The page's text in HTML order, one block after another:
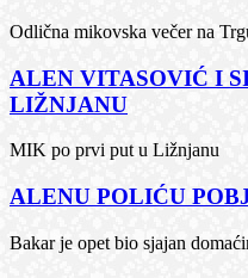
Odlična mikovska večer na
ALEN VITASOVIĆ I
LIŽNJANU
MIK po prvi put u Ližnjanu
ALENU POLIĆU
Bakar je opet bio sjajan